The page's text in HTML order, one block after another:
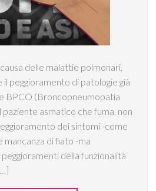
delle malattie polmonari,
peggioramento di patologie già
BPCO (Broncopneumopatia
asmatico che fuma, non
dei sintomi -come
mancanza di fiato -ma
della funzionalità